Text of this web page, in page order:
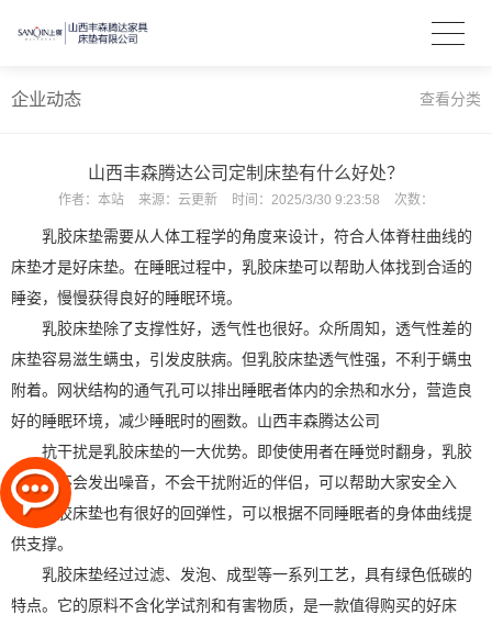
企业动态 查看分类
山西丰森腾达公司定制床垫有什么好处？
作者： 本站 来源： 云更新 时间： 2025/3/30 9:23:58 次数：
乳胶床垫需要从人体工程学的角度来设计，符合人体脊柱曲线的
床垫才是好床垫。在睡眠过程中，乳胶床垫可以帮助人体找到合适的
睡姿，慢慢获得良好的睡眠环境。
乳胶床垫除了支撑性好，透气性也很好。众所周知，透气性差的
床垫容易滋生螨虫，引发皮肤病。但乳胶床垫透气性强，不利于螨虫
附着。网状结构的通气孔可以排出睡眠者体内的余热和水分，营造良
好的睡眠环境，减少睡眠时的圈数。山西丰森腾达公司
抗干扰是乳胶床垫的一大优势。即使使用者在睡觉时翻身，乳胶
床垫也不会发出噪音，不会干扰附近的伴侣，可以帮助大家安全入
睡。乳胶床垫也有很好的回弹性，可以根据不同睡眠者的身体曲线提
供支撑。
乳胶床垫经过过滤、发泡、成型等一系列工艺，具有绿色低碳的
特点。它的原料不含化学试剂和有害物质，是一款值得购买的好床